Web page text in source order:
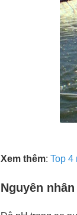
Xem thêm: Top 4
Nguyên